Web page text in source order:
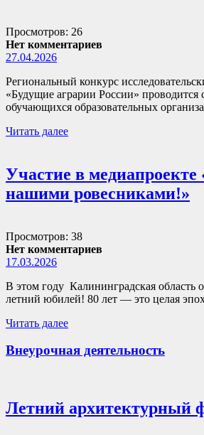
Просмотров: 26
Нет комментариев
27.04.2026
Региональный конкурс
«Будущие аграрии России» проводится
обучающихся образовательных
Читать далее
Участие в
нашими ровесниками!»
Просмотров: 38
Нет комментариев
17.03.2026
В этом году Калининградская область
летний юбилей! 80 лет — это целая
Читать далее
Внеурочная деятельность
Летний архитектурный